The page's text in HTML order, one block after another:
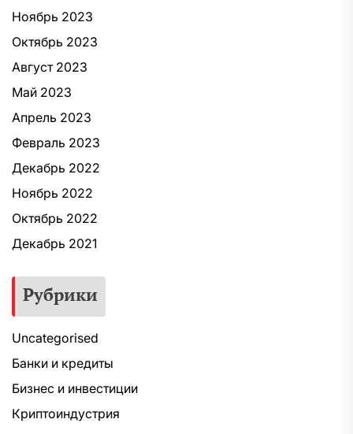
Ноябрь 2023
Октябрь 2023
Август 2023
Май 2023
Апрель 2023
Февраль 2023
Декабрь 2022
Ноябрь 2022
Октябрь 2022
Декабрь 2021
Рубрики
Uncategorised
Банки и кредиты
Бизнес и инвестиции
Криптоиндустрия